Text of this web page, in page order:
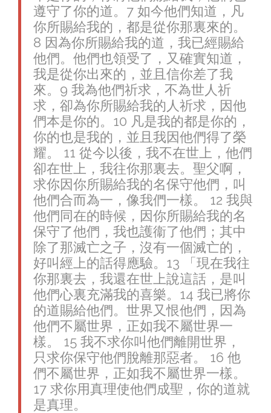
遵守了你的道。 7 如今他們知道，凡
你所賜給我的，都是從你那裏來的。
8 因為你所賜給我的道，我已經賜給
他們。他們也領受了，又確實知道，
我是從你出來的，並且信你差了我
來。 9 我為他們祈求，不為世人祈
求，卻為你所賜給我的人祈求，因他
們本是你的。 10 凡是我的都是你的，
你的也是我的，並且我因他們得了榮
耀。 11 從今以後，我不在世上，他們
卻在世上，我往你那裏去。聖父啊，
求你因你所賜給我的名保守他們，叫
他們合而為一，像我們一樣。 12 我與
他們同在的時候，因你所賜給我的名
保守了他們，我也護衞了他們；其中
除了那滅亡之子，沒有一個滅亡的，
好叫經上的話得應驗。 13
「現在我往
你那裏去，我還在世上說這話，是叫
他們心裏充滿我的喜樂。 14 我已將你
的道賜給他們。世界又恨他們，因為
他們不屬世界，正如我不屬世界一
樣。 15 我不求你叫他們離開世界，
只求你保守他們脫離那惡者。 16 他
們不屬世界，正如我不屬世界一樣。
17 求你用真理使他們成聖，你的道就
是真理。